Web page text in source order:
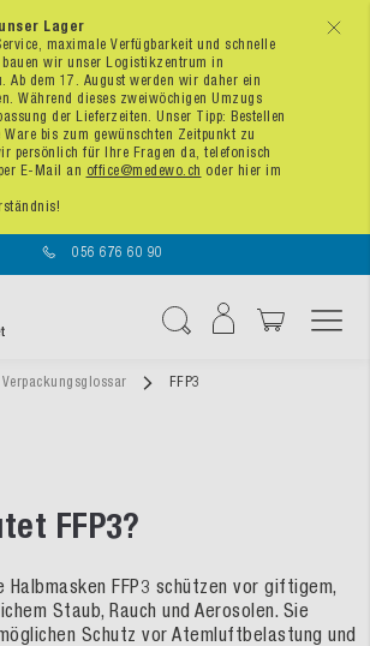
x
Lager
maximale Verfügbarkeit und schnelle
wir unser Logistikzentrum in
Ab dem 17. August werden wir daher ein
Während dieses zweiwöchigen Umzugs
der Lieferzeiten. Unser Tipp: Bestellen
bis zum gewünschten Zeitpunkt zu
persönlich für Ihre Fragen da, telefonisch
E-Mail an office@medewo.ch oder hier im
056 676 60 90
Verpackungsglossar FFP3
FFP3?
FFP3 schützen vor giftigem,
Staub, Rauch und Aerosolen. Sie
Schutz vor Atemluftbelastung und